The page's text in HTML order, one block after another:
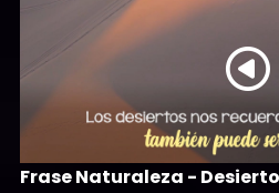
Frase Naturaleza - Desierto